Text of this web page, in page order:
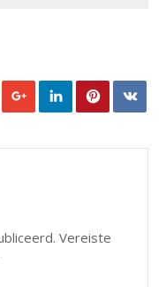
Vereiste